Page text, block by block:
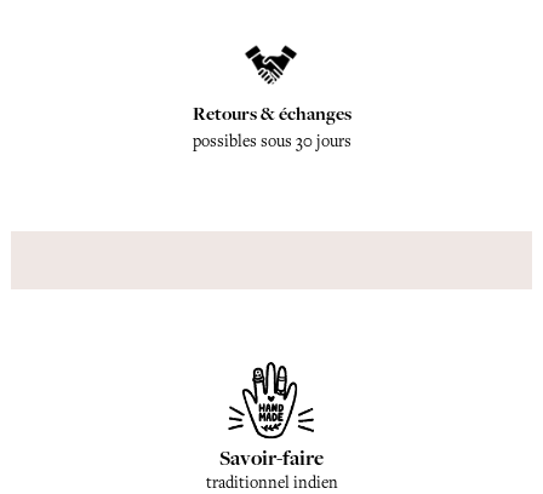
Retours & échanges
possibles sous 30 jours
Savoir-faire
traditionnel indien